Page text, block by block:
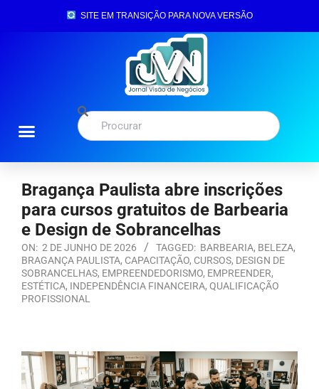
SITE EM TRANSIÇÃO PARA NOVA VERSÃO
Bragança Paulista abre inscrições
para cursos gratuitos de Barbearia
e Design de Sobrancelhas
ON: 2 DE JUNHO DE 2026 TAGGED: BARBEARIA, BELEZA,
BRAGANÇA PAULISTA, CAPACITAÇÃO, CURSOS, DESIGN DE
SOBRANCELHAS, EMPREENDEDORISMO, EMPREENDER,
ESTÉTICA, INDEPENDÊNCIA FINANCEIRA, QUALIFICAÇÃO
PROFISSIONAL